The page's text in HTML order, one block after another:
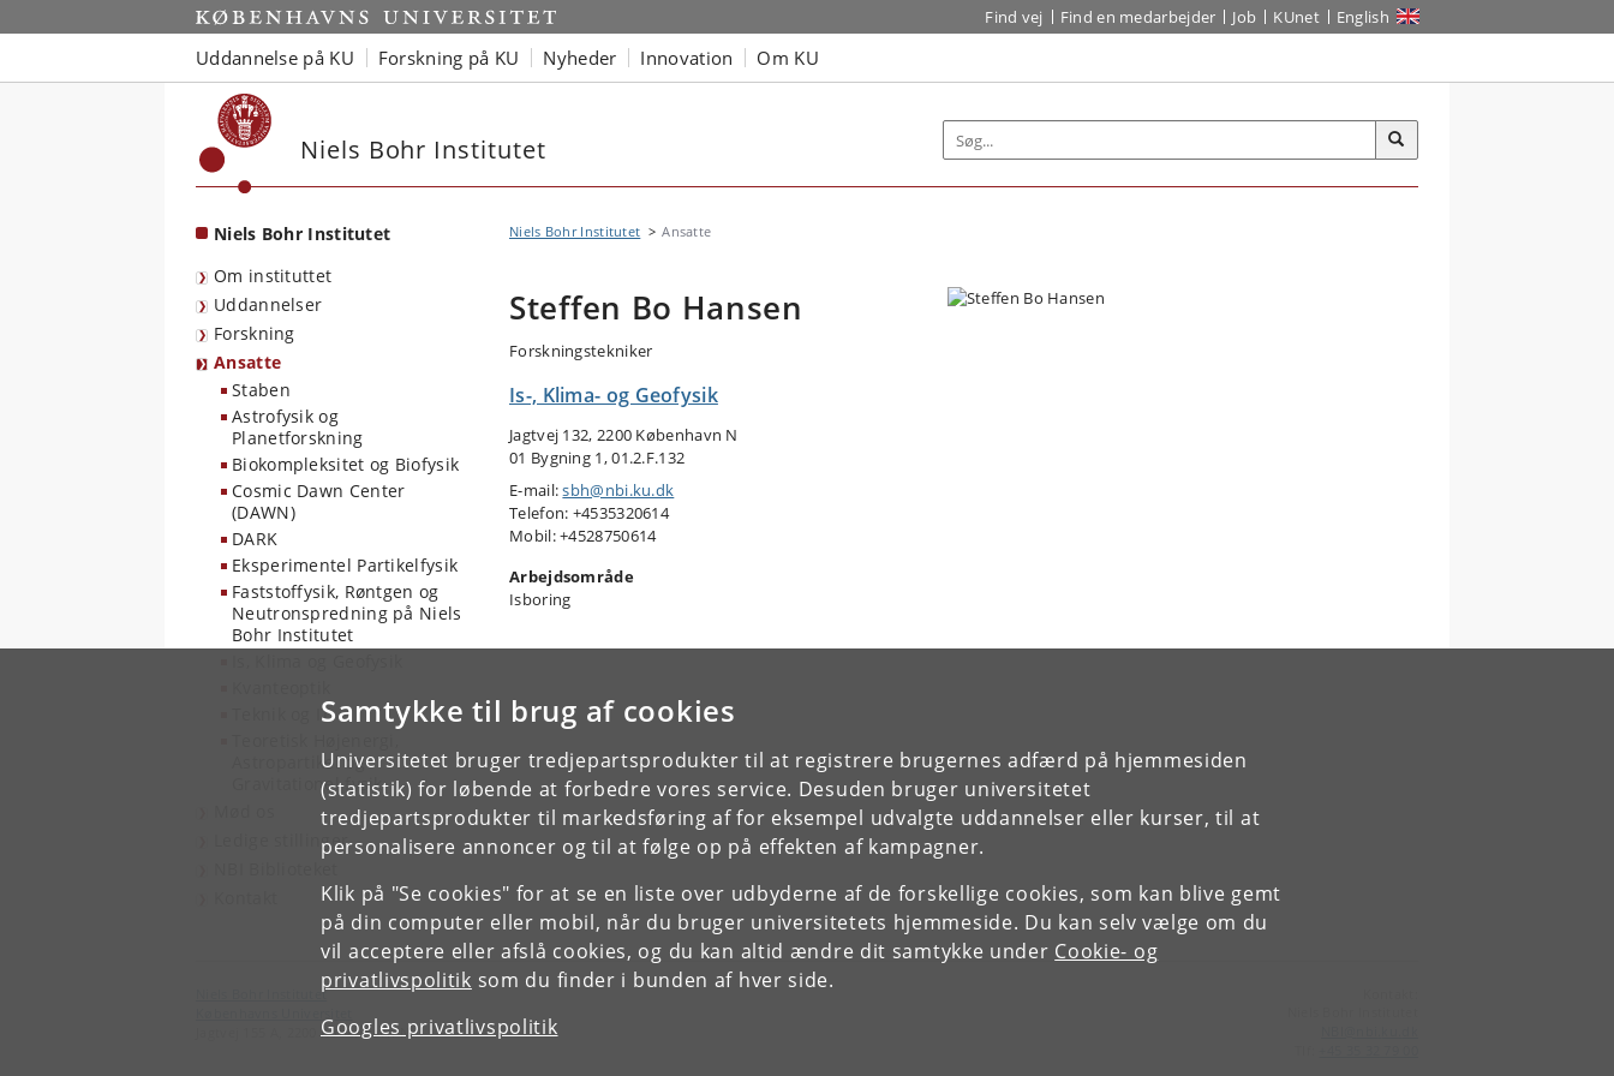
Samtykke til brug af cookies
Universitetet bruger tredjepartsprodukter til at registrere brugernes adfærd på hjemmesiden
(statistik) for løbende at forbedre vores service. Desuden bruger universitetet
tredjepartsprodukter til markedsføring af for eksempel udvalgte uddannelser eller kurser, til at
personalisere annoncer og til at følge op på effekten af kampagner.
Klik på "Se cookies" for at se en liste over udbyderne af de forskellige cookies, som kan blive gemt
på din computer eller mobil, når du bruger universitetets hjemmeside. Du kan selv vælge om du
vil acceptere eller afslå cookies, og du kan altid ændre dit samtykke under Cookie- og
privatlivspolitik som du finder i bunden af hver side.
Googles privatlivspolitik
Start Find vej Find en medarbejder Job KUnet English
Uddannelse på KU Forskning på KU Nyheder Innovation Om KU
Niels Bohr Institutet
Niels Bohr Institutet
Om instituttet
Uddannelser
Forskning
Ansatte
Staben
Astrofysik og
Planetforskning
Biokompleksitet og Biofysik
Cosmic Dawn Center
(DAWN)
DARK
Eksperimentel Partikelfysik
Faststoffysik, Røntgen og
Neutronspredning på Niels
Bohr Institutet
Teknik og IT
Astropartikel og
Gravitationel fysik
Ledige stillinger
Niels Bohr Institutet Ansatte
Steffen Bo Hansen
Forskningstekniker
Is-, Klima- og Geofysik
Jagtvej 132, 2200 København N
01 Bygning 1, 01.2.F.132
E-mail:sbh@nbi.ku.dk
Telefon: +4535320614
Mobil: +4528750614
Arbejdsområde
Isboring
Niels Bohr Institutet
Jagtvej 155 A, 2200 København N.